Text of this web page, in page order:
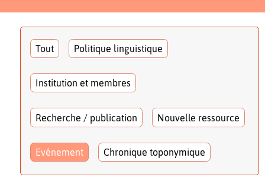
Tout Politique linguistique
Institution et membres
Recherche / publication Nouvelle ressource
Evénement Chronique toponymique